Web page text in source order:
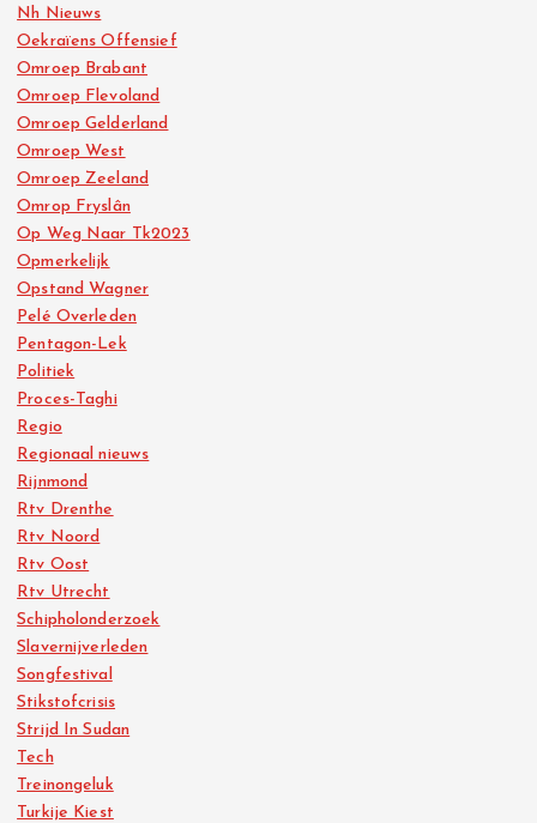
Nh Nieuws
Oekraïens Offensief
Omroep Brabant
Omroep Flevoland
Omroep Gelderland
Omroep West
Omroep Zeeland
Omrop Fryslân
Op Weg Naar Tk2023
Opmerkelijk
Opstand Wagner
Pelé Overleden
Pentagon-Lek
Politiek
Proces-Taghi
Regio
Regionaal nieuws
Rijnmond
Rtv Drenthe
Rtv Noord
Rtv Oost
Rtv Utrecht
Schipholonderzoek
Slavernijverleden
Songfestival
Stikstofcrisis
Strijd In Sudan
Tech
Treinongeluk
Turkije Kiest